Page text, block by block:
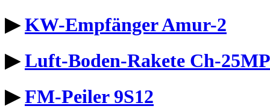
▶KW-Empfänger Amur-2
▶Luft-Boden-Rakete Ch-25MP
▶FM-Peiler 9S12